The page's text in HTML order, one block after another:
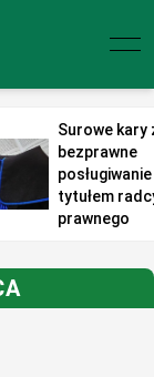
Surowe kary
bezprawne
tytułem
prawnego